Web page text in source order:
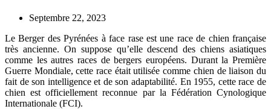
Septembre 22, 2023
Le Berger des Pyrénées à face rase est une race de chien française
très ancienne. On suppose qu’elle descend des chiens asiatiques
comme les autres races de bergers européens. Durant la Première
Guerre Mondiale, cette race était utilisée comme chien de liaison du
fait de son intelligence et de son adaptabilité. En 1955, cette race de
chien est officiellement reconnue par la Fédération Cynologique
Internationale (FCI).